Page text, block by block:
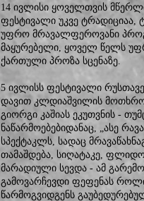
14 ივლისი ყოველთვის
ფესტივალი უკვე
უფრო მრავალფეროვანი
მაყურებელი, ყოველ წელს
ქართული პროზა სცენაზე.
5 ივლისს ფესტივალი
დავით კლდიაშვილის
გიორგი კაშიას ეკუთვნის -
ნაწარმოებებიდანაც, „ასე
სპექტაკლს, სადაც
თამაშდება, სიღატაკე,
მარადიული სევდა - ამ
გამოვარჩევდი ფეფენას
წარმოგვიდგენს